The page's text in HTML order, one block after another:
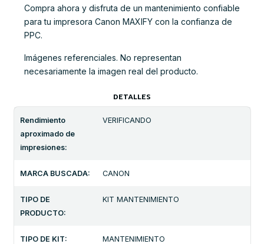
Compra ahora y disfruta de un mantenimiento confiable
para tu impresora Canon MAXIFY con la confianza de
PPC.
Imágenes referenciales. No representan
necesariamente la imagen real del producto.
DETALLES
Rendimiento
aproximado de
impresiones:
VERIFICANDO
MARCA BUSCADA: CANON
TIPO DE
PRODUCTO:
KIT MANTENIMIENTO
TIPO DE KIT: MANTENIMIENTO